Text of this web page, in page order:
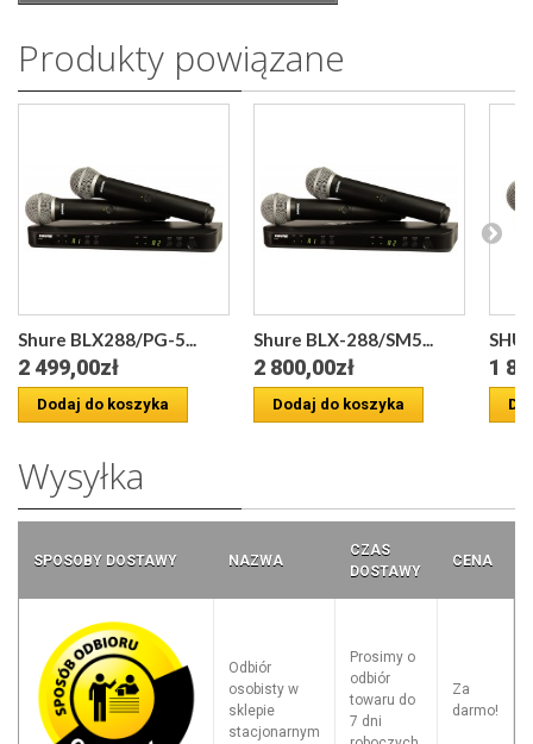
Produkty powiązane
Shure BLX288/PG-5...
2 499,00zł
Dodaj do koszyka
Shure BLX-288/SM5...
2 800,00zł
Dodaj do koszyka
1
Wysyłka
SPOSOBY DOSTAWY NAZWA
CZAS
DOSTAWY
CENA
Odbiór
osobisty w
sklepie
stacjonarnym
Prosimy o
odbiór
towaru do
7 dni
Za
darmo!